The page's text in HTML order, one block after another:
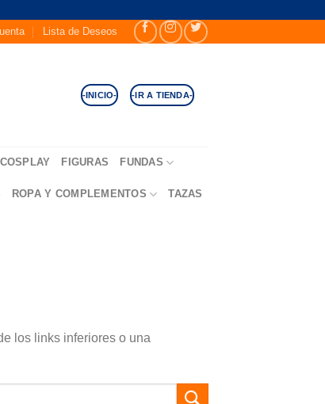
Lista de Deseos
-INICIO- -IR A TIENDA-
COSPLAY FIGURAS FUNDAS
ROPA Y COMPLEMENTOS TAZAS
los links inferiores o una